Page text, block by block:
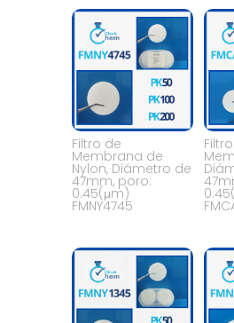
Filtro de
Membrana de
Nylon, Diámetro de
47mm, poro:
0.45(μm)
FMNY4745